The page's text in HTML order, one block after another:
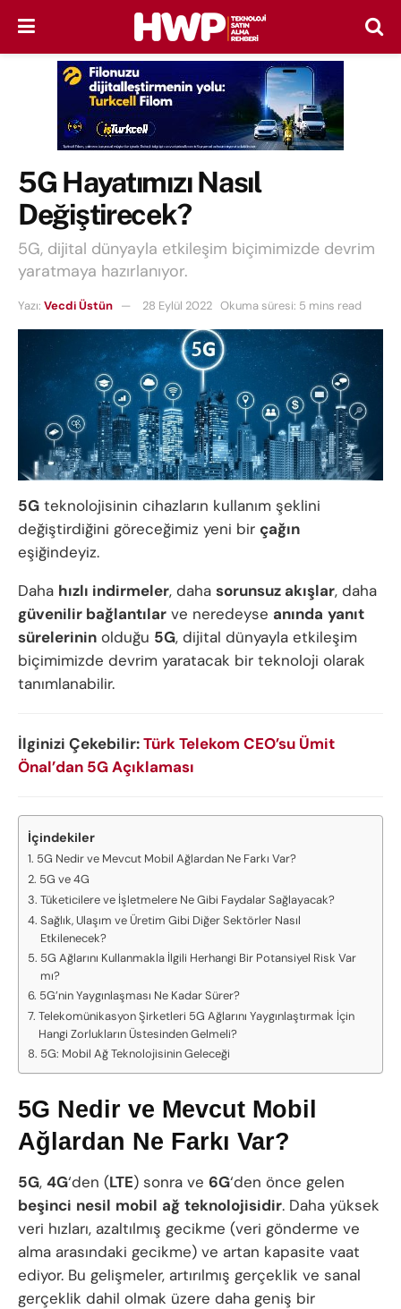
5G Hayatımızı Nasıl
Değiştirecek?
5G, dijital dünyayla etkileşim biçimimizde devrim
yaratmaya hazırlanıyor.
Yazı: Vecdi Üstün 28 Eylül 2022 Okuma süresi: 5 mins read
5G teknolojisinin cihazların kullanım şeklini
değiştirdiğini göreceğimiz yeni bir çağın
eşiğindeyiz.
Daha hızlı indirmeler, daha sorunsuz akışlar, daha
güvenilir bağlantılar ve neredeyse anında yanıt
sürelerinin olduğu 5G, dijital dünyayla etkileşim
biçimimizde devrim yaratacak bir teknoloji olarak
tanımlanabilir.
İlginizi Çekebilir:Türk Telekom CEO’su Ümit
Önal’dan 5G Açıklaması
İçindekiler
5G Nedir ve Mevcut Mobil Ağlardan Ne Farkı Var?
5G ve 4G
Tüketicilere ve İşletmelere Ne Gibi Faydalar Sağlayacak?
Sağlık, Ulaşım ve Üretim Gibi Diğer Sektörler Nasıl
Etkilenecek?
5G Ağlarını Kullanmakla İlgili Herhangi Bir Potansiyel Risk Var
mı?
5G’nin Yaygınlaşması Ne Kadar Sürer?
Telekomünikasyon Şirketleri 5G Ağlarını Yaygınlaştırmak İçin
Hangi Zorlukların Üstesinden Gelmeli?
5G: Mobil Ağ Teknolojisinin Geleceği
5G Nedir ve Mevcut Mobil
Ağlardan Ne Farkı Var?
5G, 4G‘den (LTE) sonra ve 6G‘den önce gelen
beşinci nesil mobil ağ teknolojisidir. Daha yüksek
veri hızları, azaltılmış gecikme (veri gönderme ve
alma arasındaki gecikme) ve artan kapasite vaat
ediyor. Bu gelişmeler, artırılmış gerçeklik ve sanal
gerçeklik dahil olmak üzere daha geniş bir